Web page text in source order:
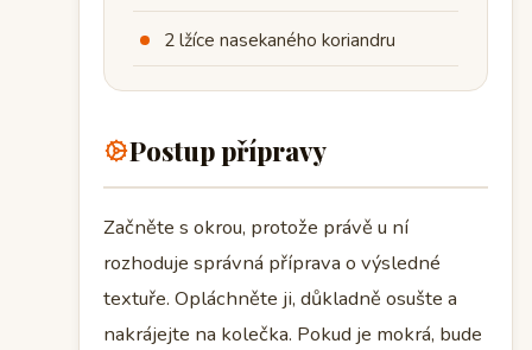
2 lžíce nasekaného koriandru
Postup přípravy
Začněte s okrou, protože právě u ní
rozhoduje správná příprava o výsledné
textuře. Opláchněte ji, důkladně osušte a
nakrájejte na kolečka. Pokud je mokrá, bude